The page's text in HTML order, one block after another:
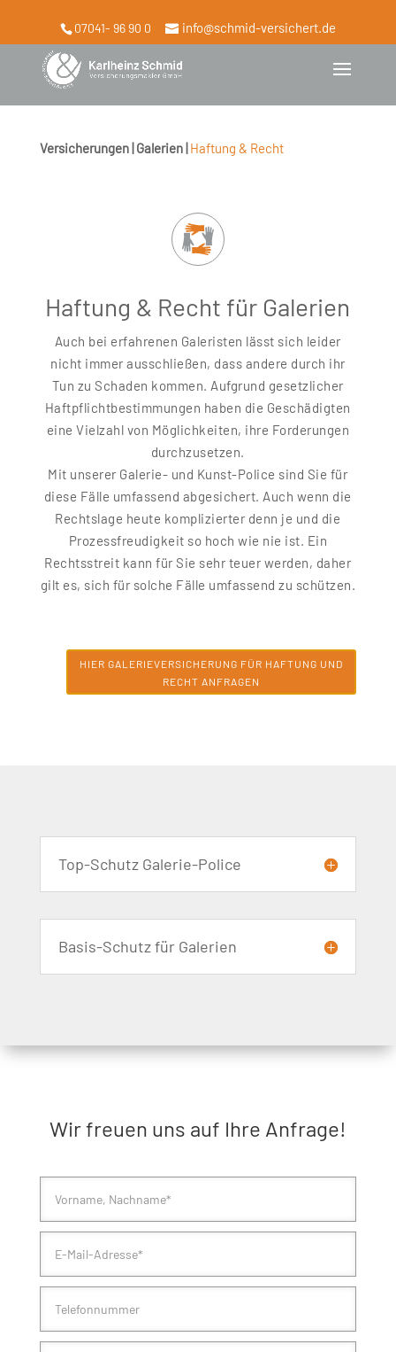
07041- 96 90 0 info@schmid-versichert.de
Versicherungen | Galerien |Haftung & Recht
Haftung & Recht für Galerien
Auch bei erfahrenen Galeristen lässt sich leider
nicht immer ausschließen, dass andere durch ihr
Tun zu Schaden kommen. Aufgrund gesetzlicher
Haftpflichtbestimmungen haben die Geschädigten
eine Vielzahl von Möglichkeiten, ihre Forderungen
durchzusetzen.
Mit unserer Galerie- und Kunst-Police sind Sie für
diese Fälle umfassend abgesichert. Auch wenn die
Rechtslage heute komplizierter denn je und die
Prozessfreudigkeit so hoch wie nie ist. Ein
Rechtsstreit kann für Sie sehr teuer werden, daher
gilt es, sich für solche Fälle umfassend zu schützen.
HIER GALERIEVERSICHERUNG FÜR HAFTUNG UND
RECHT ANFRAGEN
Top-Schutz Galerie-Police
Basis-Schutz für Galerien
Wir freuen uns auf Ihre Anfrage!